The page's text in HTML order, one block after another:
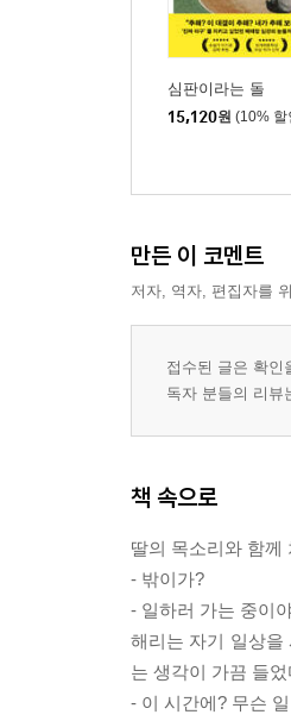
심판이라는 돌
15,120원 (10% 할
만든 이 코멘트
저자, 역자, 편집자를
접수된 글은 확인
독자 분들의 리뷰
책 속으로
딸의 목소리와 함께
- 밖이가?
- 일하러 가는 중이
해리는 자기 일상을
는 생각이 가끔 들
- 이 시간에? 무슨